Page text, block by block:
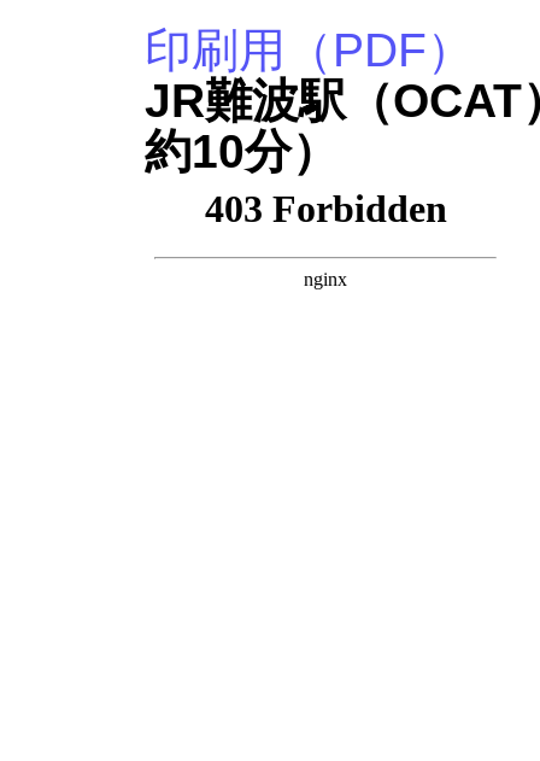
印刷用（PDF）
JR難波駅（OCAT
約10分）